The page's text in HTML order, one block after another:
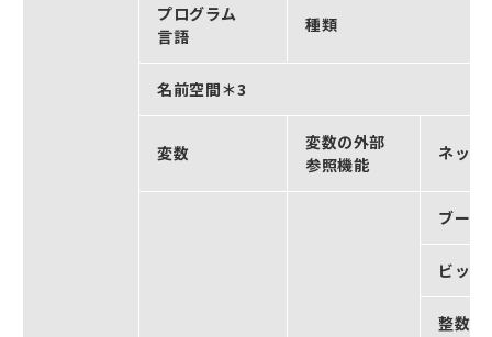
プログラム
言語
種類
名前空間＊3
変数
変数の外部
参照機能
ネット
ブール
ビット
整数型